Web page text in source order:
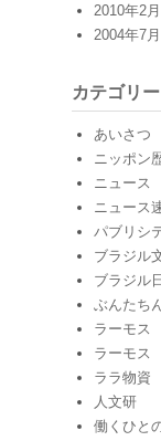
2010年2月
2004年7月
カテゴリー
あいさつ
ニッポン
ニュース
ニュース
パブリシ
ブラジル
ブラジル
ぶんたち
ラーモス
ラーモス
ララ物資
人文研
働くひと